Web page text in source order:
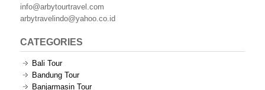
info@arbytourtravel.com
arbytravelindo@yahoo.co.id
CATEGORIES
Bali Tour
Bandung Tour
Banjarmasin Tour